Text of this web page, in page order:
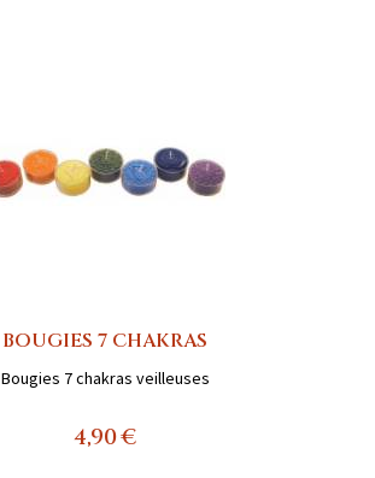
BOUGIES 7 CHAKRAS
Bougies 7 chakras veilleuses
4,90 €